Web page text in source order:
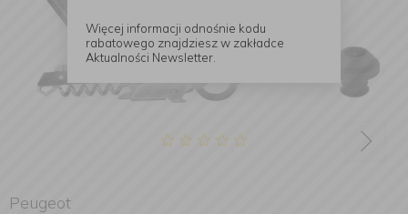
Peugeot
Więcej informacji odnośnie kodu
rabatowego znajdziesz w zakładce
Aktualności Newsletter.